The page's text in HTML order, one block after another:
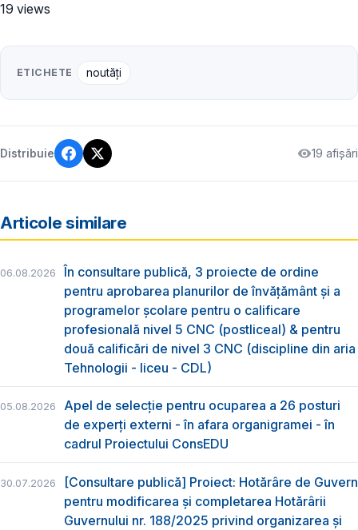
19 views
ETICHETE noutăți
Distribuie 19 afișări
Articole similare
06.08.2026
În consultare publică, 3 proiecte de ordine
pentru aprobarea planurilor de învățământ și a
programelor școlare pentru o calificare
profesională nivel 5 CNC (postliceal) & pentru
două calificări de nivel 3 CNC (discipline din aria
Tehnologii - liceu - CDL)
05.08.2026
Apel de selecție pentru ocuparea a 26 posturi
de experți externi - în afara organigramei - în
cadrul Proiectului ConsEDU
30.07.2026
[Consultare publică] Proiect: Hotărâre de Guvern
pentru modificarea și completarea Hotărârii
Guvernului nr. 188/2025 privind organizarea şi